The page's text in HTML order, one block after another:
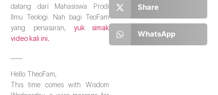
datang dari Mahasiswa Prodi
Ilmu Teologi. Nah bagi TeoFam
yang penasaran, yuk simak
video kali ini.
Hello TheoFam,
This time comes with Wisdom
Share
WhatsApp